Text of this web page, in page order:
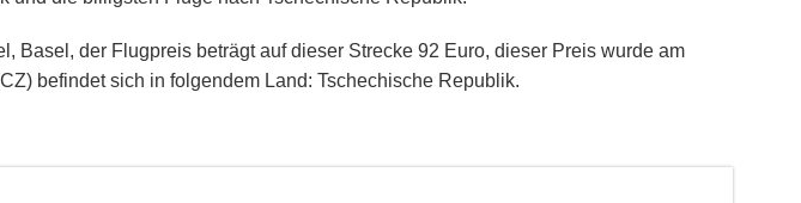
der Flugpreis beträgt auf dieser Strecke 92 Euro, dieser Preis wurde am
befindet sich in folgendem Land: Tschechische Republik.